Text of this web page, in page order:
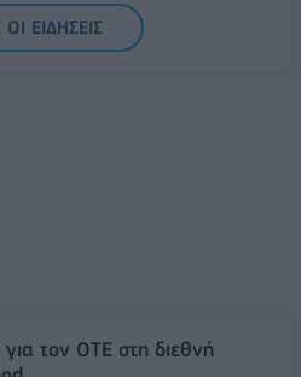
ΕΙΔΗΣΕΙΣ
τον ΟΤΕ στη διεθνή